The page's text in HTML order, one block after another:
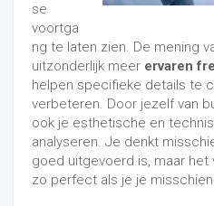
se
voortga
ng te laten zien. De mening
uitzonderlijk meer ervaren
helpen specifieke details te
verbeteren. Door jezelf van
ook je esthetische en
analyseren. Je denkt
goed uitgevoerd is, maar
zo perfect als je je